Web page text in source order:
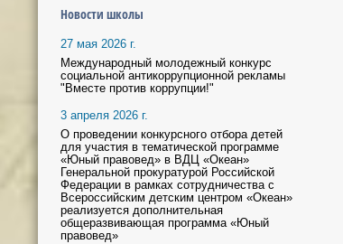
Новости школы
27 мая 2026 г.
Международный молодежный конкурс
социальной антикоррупционной рекламы
"Вместе против коррупции!"
3 апреля 2026 г.
О проведении конкурсного отбора детей
для участия в тематической программе
«Юный правовед» в ВДЦ «Океан»
Генеральной прокуратурой Российской
Федерации в рамках сотрудничества с
Всероссийским детским центром «Океан»
реализуется дополнительная
общеразвивающая программа «Юный
правовед»